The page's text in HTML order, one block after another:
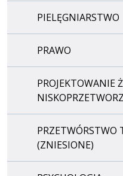
PIELĘGNIARSTWO
PRAWO
PROJEKTOWANIE
PRZETWÓRSTWO
(ZNIESIONE)